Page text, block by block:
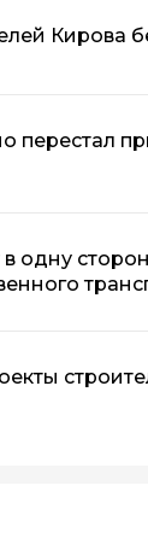
Кирова
перестал
в одну